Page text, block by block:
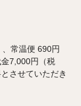
常温便 690円
金7,000円（税
させていただき